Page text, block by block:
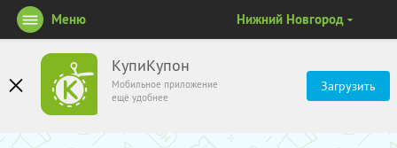
КупиКупон
Мобильное приложение
ещё удобнее
Загрузить
Меню Нижний Новгород